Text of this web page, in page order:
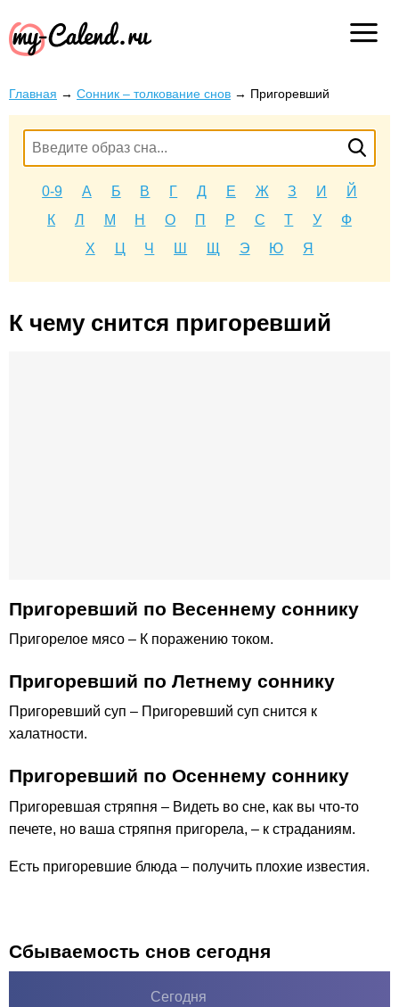
Главная → Сонник – толкование снов → Пригоревший
0-9 А Б В Г Д Е Ж З И
Й
К
Л М Н О П Р С Т У
Ф
Х
Ц Ч Ш Щ Э Ю Я
К чему снится пригоревший
Пригоревший по Весеннему соннику
Пригорелое мясо – К поражению током.
Пригоревший по Летнему соннику
Пригоревший суп – Пригоревший суп снится к
халатности.
Пригоревший по Осеннему соннику
Пригоревшая стряпня – Видеть во сне, как вы что-то
печете, но ваша стряпня пригорела, – к страданиям.
Есть пригоревшие блюда – получить плохие известия.
Сбываемость снов сегодня
Сегодня